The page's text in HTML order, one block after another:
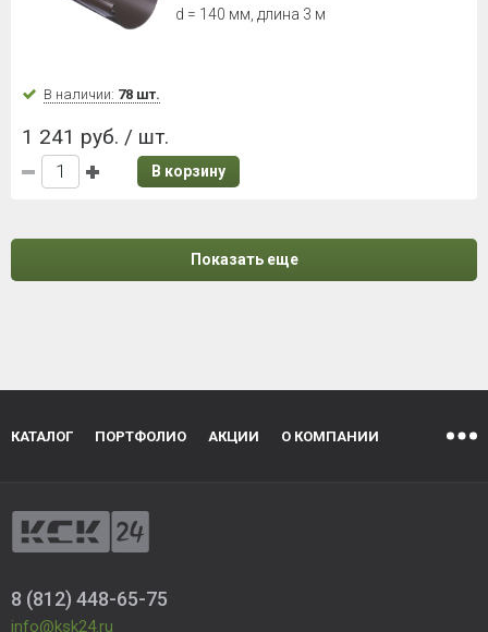
d = 140 мм, длина 3 м
В наличии: 78 шт.
1 241 руб. / шт.
В корзину
Показать еще
КАТАЛОГ ПОРТФОЛИО АКЦИИ О КОМПАНИИ
8 (812) 448-65-75
info@ksk24.ru